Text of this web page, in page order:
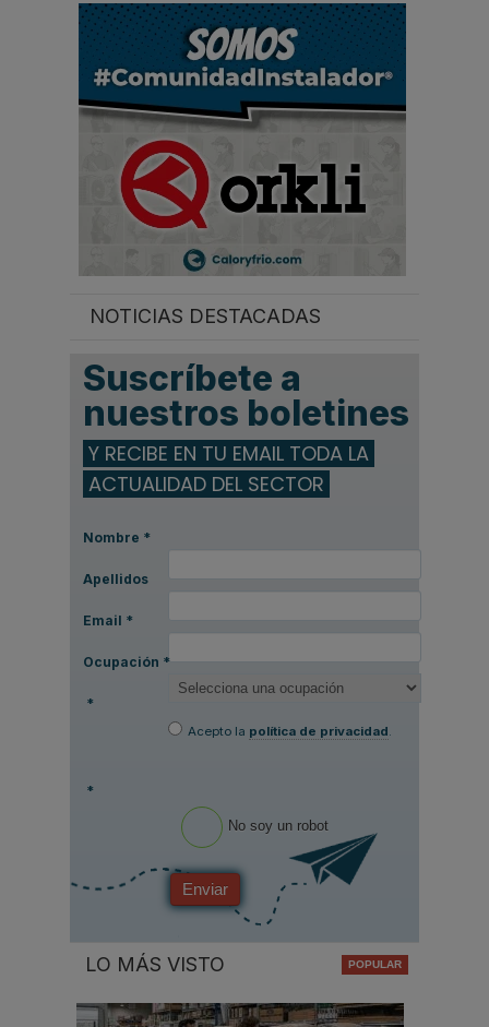
.
NOTICIAS DESTACADAS
Suscríbete a
nuestros boletines
Y RECIBE EN TU EMAIL TODA LA
ACTUALIDAD DEL SECTOR
Nombre *
Apellidos
Email *
Ocupación *
*
Acepto la política de privacidad.
*
No soy un robot
Enviar
LO MÁS VISTO